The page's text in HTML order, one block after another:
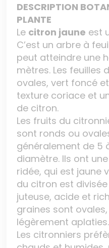
DESCRIPTION
PLANTE
Le citron jaune est
C’est un arbre à
peut atteindre une
mètres. Les feuilles
ovales, vert foncé
texture coriace et
de citron.
Les fruits du
sont ronds ou
généralement de 5
diamètre. Ils ont
ridée, qui est jaune
du citron est
juteuse, acide et
graines sont
légèrement aplaties.
Les citronniers